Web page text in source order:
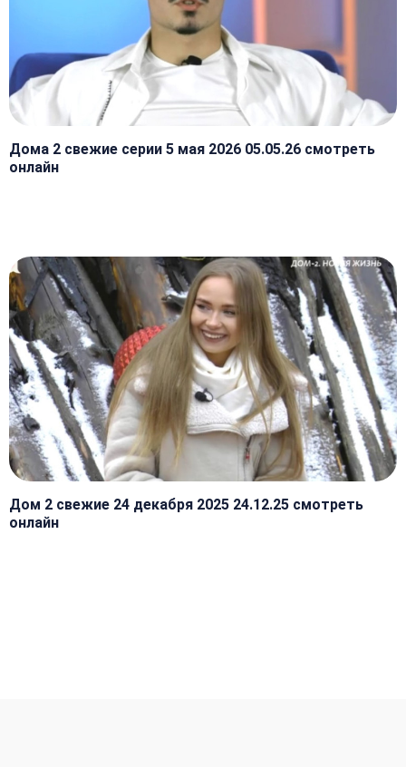
Дома 2 свежие серии 5 мая 2026 05.05.26 смотреть
онлайн
Дом 2 свежие 24 декабря 2025 24.12.25 смотреть
онлайн